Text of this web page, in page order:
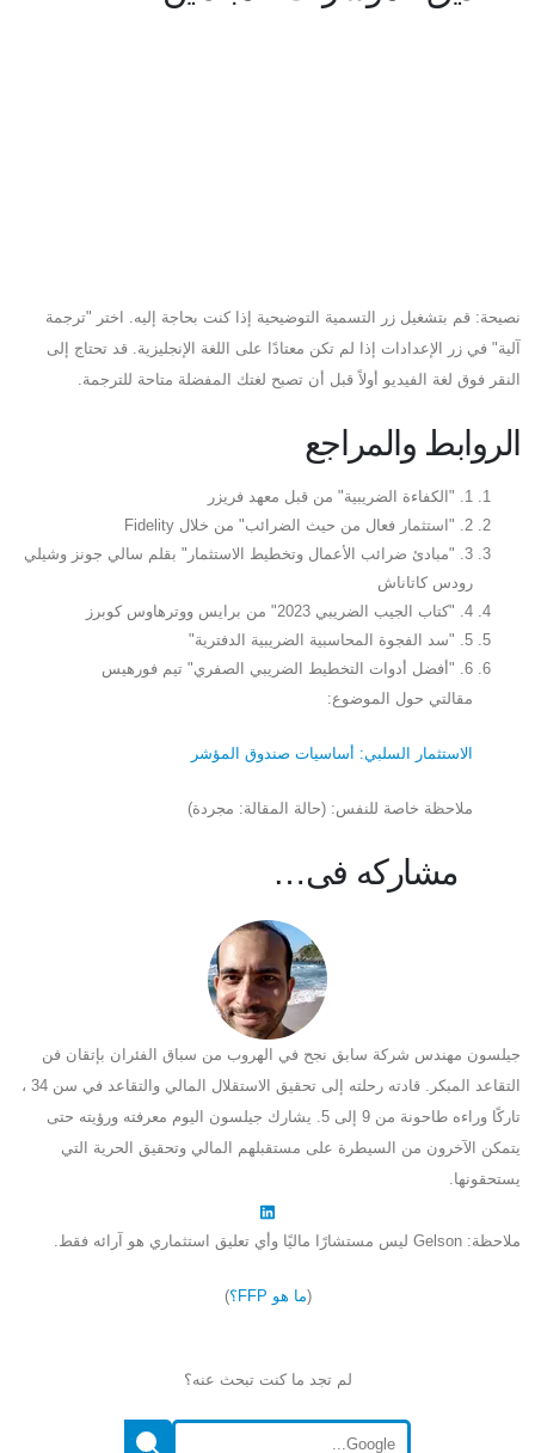
نصيحة: قم بتشغيل زر التسمية التوضيحية إذا كنت بحاجة إليه. اختر "ترجمة
آلية" في زر الإعدادات إذا لم تكن معتادًا على اللغة الإنجليزية. قد تحتاج إلى
النقر فوق لغة الفيديو أولاً قبل أن تصبح لغتك المفضلة متاحة للترجمة.
الروابط والمراجع
1. "الكفاءة الضريبية" من قبل معهد فريزر
2. "استثمار فعال من حيث الضرائب" من خلال Fidelity
3. "مبادئ ضرائب الأعمال وتخطيط الاستثمار" بقلم سالي جونز وشيلي
رودس كاتاناش
4. "كتاب الجيب الضريبي 2023" من برايس ووترهاوس كوبرز
5. "سد الفجوة المحاسبية الضريبية الدفترية"
6. "أفضل أدوات التخطيط الضريبي الصفري" تيم فورهيس
مقالتي حول الموضوع:
الاستثمار السلبي: أساسيات صندوق المؤشر
ملاحظة خاصة للنفس: (حالة المقالة: مجردة)
مشاركه فى…
جيلسون مهندس شركة سابق نجح في الهروب من سباق الفئران بإتقان فن
التقاعد المبكر. قادته رحلته إلى تحقيق الاستقلال المالي والتقاعد في سن 34 ،
تاركًا وراءه طاحونة من 9 إلى 5. يشارك جيلسون اليوم معرفته ورؤيته حتى
يتمكن الآخرون من السيطرة على مستقبلهم المالي وتحقيق الحرية التي
يستحقونها.
ملاحظة: Gelson ليس مستشارًا ماليًا وأي تعليق استثماري هو آرائه فقط.
(ما هو FFP؟ )
لم تجد ما كنت تبحث عنه؟